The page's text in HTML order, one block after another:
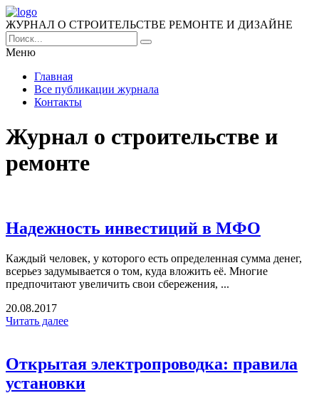
ЖУРНАЛ О СТРОИТЕЛЬСТВЕ РЕМОНТЕ И ДИЗАЙНЕ
Меню
Главная
Все публикации журнала
Контакты
Журнал о строительстве и
ремонте
Надежность инвестиций в МФО
Каждый человек, у которого есть определенная сумма денег,
всерьез задумывается о том, куда вложить её. Многие
предпочитают увеличить свои сбережения, ...
20.08.2017
Читать далее
Открытая электропроводка: правила
установки